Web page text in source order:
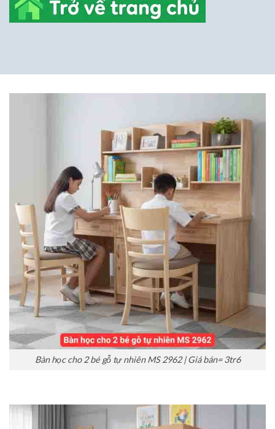
Bàn học cho 2 bé gỗ tự nhiên MS 2962 | Giá bán= 3tr6